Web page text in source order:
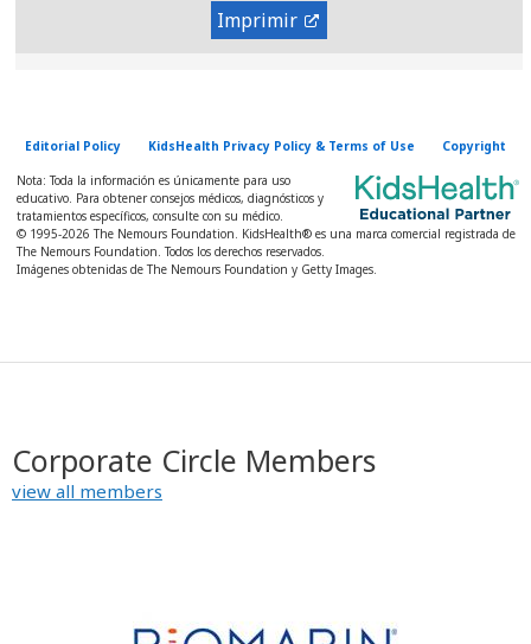
Imprimir
Editorial Policy KidsHealth Privacy Policy & Terms of Use Copyright
Nota: Toda la información es únicamente para uso
educativo. Para obtener consejos médicos, diagnósticos y
tratamientos específicos, consulte con su médico.
© 1995-2026 The Nemours Foundation. KidsHealth® es una marca comercial registrada de
The Nemours Foundation. Todos los derechos reservados.
Imágenes obtenidas de The Nemours Foundation y Getty Images.
Corporate Circle Members
view all members